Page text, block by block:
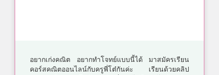
อยากเก่งคณิต อยากทำโจทย์แบบนี้ได้ มาสมัครเรียน
คอร์สคณิตออนไลน์กับครูพี่โต๋กันค่ะ เรียนด้วยคลิป